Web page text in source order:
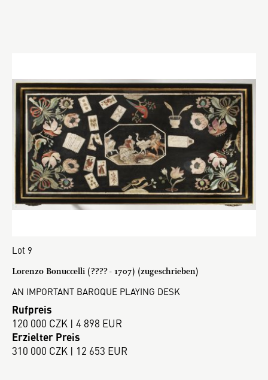
Lot 9
Lorenzo Bonuccelli (???? - 1707) (zugeschrieben)
AN IMPORTANT BAROQUE PLAYING DESK
Rufpreis
120 000 CZK | 4 898 EUR
Erzielter Preis
310 000 CZK | 12 653 EUR